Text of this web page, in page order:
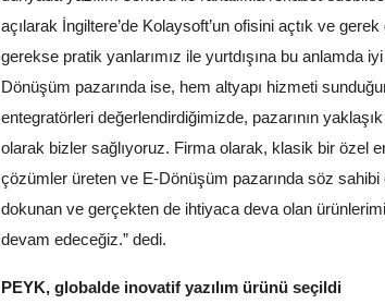
açılarak İngiltere’de Kolaysoft’un ofisini açtık ve
gerekse pratik yanlarımız ile yurtdışına bu anlamda
Dönüşüm pazarında ise, hem altyapı hizmeti
entegratörleri değerlendirdiğimizde, pazarının
olarak bizler sağlıyoruz. Firma olarak, klasik bir özel
çözümler üreten ve E-Dönüşüm pazarında söz
dokunan ve gerçekten de ihtiyaca deva olan
devam edeceğiz.” dedi.
PEYK, globalde inovatif yazılım ürünü seçildi